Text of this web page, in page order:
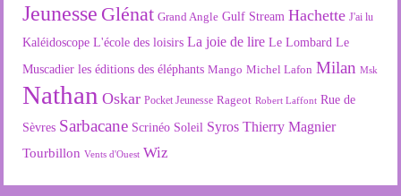
Jeunesse Glénat Grand Angle Gulf Stream Hachette J'ai lu
Kaléidoscope L'école des loisirs La joie de lire Le Lombard Le
Muscadier les éditions des éléphants Mango Michel Lafon Milan Msk
Nathan Oskar Pocket Jeunesse Rageot Robert Laffont Rue de
Sèvres Sarbacane Scrinéo Soleil Syros Thierry Magnier
Tourbillon Vents d'Ouest Wiz